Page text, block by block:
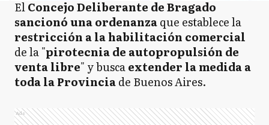
ElConcejo Deliberante de Bragado
sancionó una ordenanzaque establece la
restricción a la habilitación comercial
de la "pirotecnia de autopropulsión de
venta libre" y buscaextender la medida a
toda la Provinciade Buenos Aires.
Ads